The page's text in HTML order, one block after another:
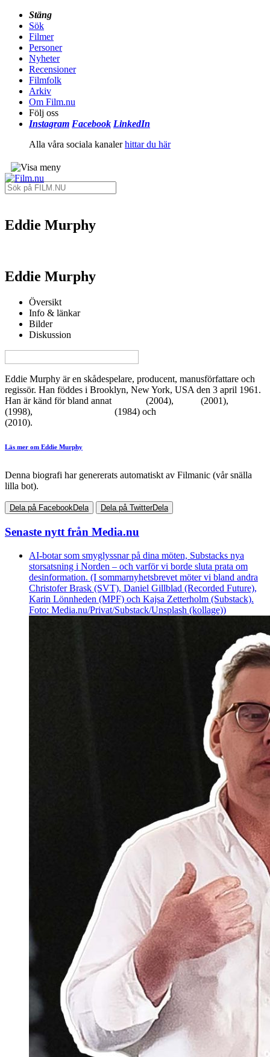
Stäng
Sök
Filmer
Personer
Nyheter
Recensioner
Filmfolk
Arkiv
Om Film.nu
Följ oss
Instagram Facebook LinkedIn
Alla våra sociala kanalerhittar du här
Eddie Murphy
Eddie Murphy
Översikt
Info & länkar
Bilder
Diskussion
Eddie Murphy är en skådespelare, producent, manusförfattare och
regissör. Han föddes i Brooklyn, New York, USA den 3 april 1961.
Han är känd för bland annat
(2004), (2001),
(1998),
(1984) och
(2010).
Läs mer om Eddie Murphy
Denna biografi har genererats automatiskt av Filmanic (vår snälla
lilla bot).
Dela på FacebookDela Dela på TwitterDela
Senaste nytt från Media.nu
AI-botar som smyglyssnar på dina möten, Substacks nya
storsatsning i Norden – och varför vi borde sluta prata om
desinformation. (I sommarnyhetsbrevet möter vi bland andra
Christofer Brask (SVT), Daniel Gillblad (Recorded Future),
Karin Lönnheden (MPF) och Kajsa Zetterholm (Substack).
Foto: Media.nu/Privat/Substack/Unsplash (kollage))